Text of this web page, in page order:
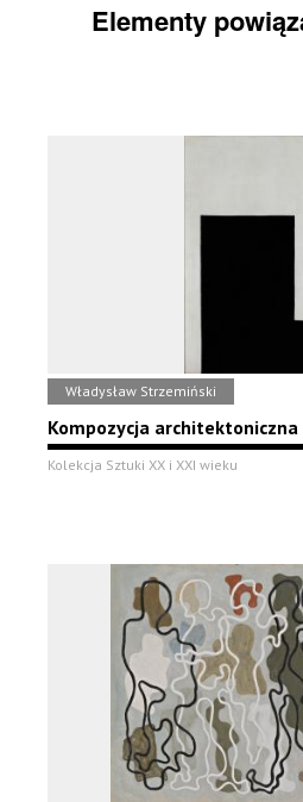
Elementy
Władysław Strzemiński
Kompozycja architektoniczna
Kolekcja Sztuki XX i XXI wieku